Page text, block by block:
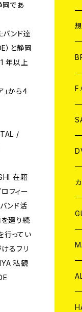
岡であ
バンド達
）と静岡
年以上
から４
/
在籍
フィー
ンド活
廻り続
行ってい
るフリ
私観